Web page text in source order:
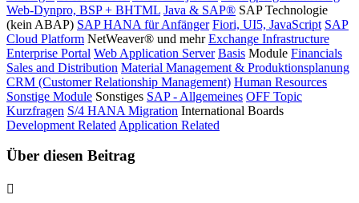
Web-Dynpro, BSP + BHTML Java & SAP® SAP Technologie
(kein ABAP) SAP HANA für Anfänger Fiori, UI5, JavaScript SAP
Cloud Platform NetWeaver® und mehr Exchange Infrastructure
Enterprise Portal Web Application Server Basis Module Financials
Sales and Distribution Material Management & Produktionsplanung
CRM (Customer Relationship Management) Human Resources
Sonstige Module Sonstiges SAP - Allgemeines OFF Topic
Kurzfragen S/4 HANA Migration International Boards
Development Related Application Related
Über diesen Beitrag